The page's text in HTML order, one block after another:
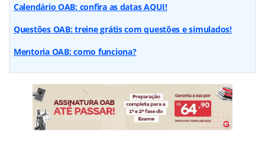
Calendário OAB: confira as datas AQUI!
Questões OAB: treine grátis com questões e simulados!
Mentoria OAB: como funciona?